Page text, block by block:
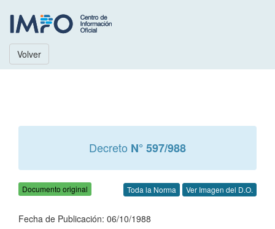
Volver
Decreto N° 597/988
Documento original Toda la Norma Ver Imagen del D.O.
Fecha de Publicación: 06/10/1988